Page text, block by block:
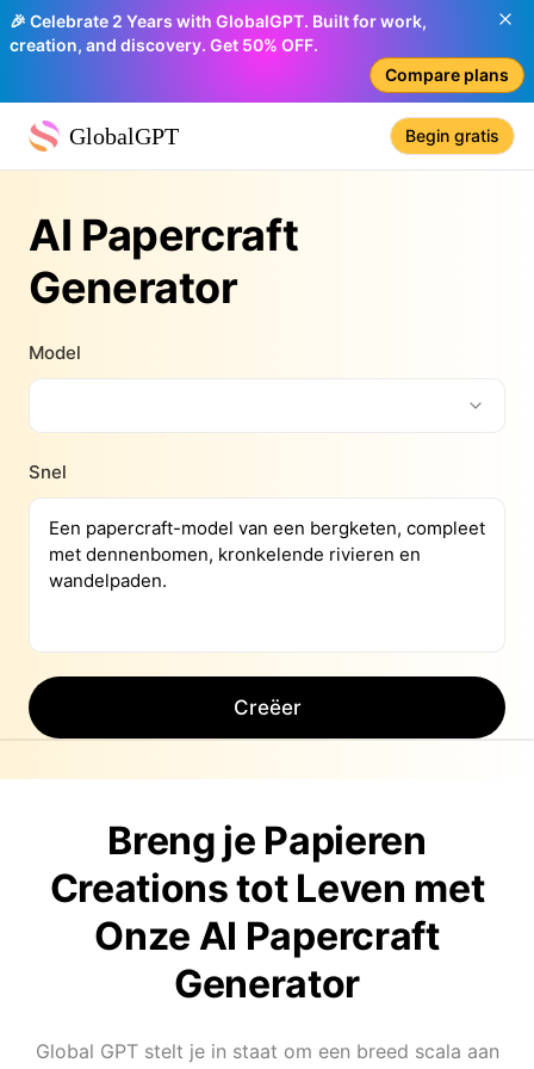
🎉 Celebrate 2 Years with GlobalGPT. Built for work,
creation, and discovery. Get 50% OFF.
Compare plans
GlobalGPT Begin gratis
AI Papercraft
Generator
Model
Snel
Creëer
Breng je Papieren
Creations tot Leven met
Onze AI Papercraft
Generator
Global GPT stelt je in staat om een breed scala aan